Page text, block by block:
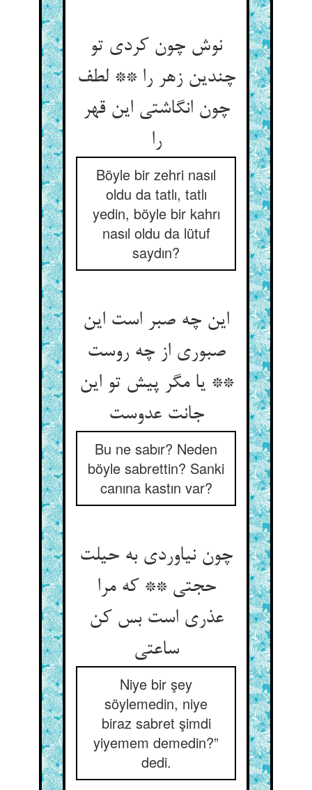
نوش چون کردی تو
چندین زهر را ** لطف
چون انگاشتی این قهر
را
Böyle bir zehri nasıl
oldu da tatlı, tatlı
yedin, böyle bir kahrı
nasıl oldu da lütuf
saydın?
این چه صبر است این
صبوری از چه روست
** یا مگر پیش تو این
جانت عدوست‏
Bu ne sabır? Neden
böyle sabrettin? Sanki
canına kastın var?
چون نیاوردی به حیلت
حجتی ** که مرا
عذری است بس کن
ساعتی‏
Niye bir şey
söylemedin, niye
biraz sabret şimdi
yiyemem demedin?”
dedi.